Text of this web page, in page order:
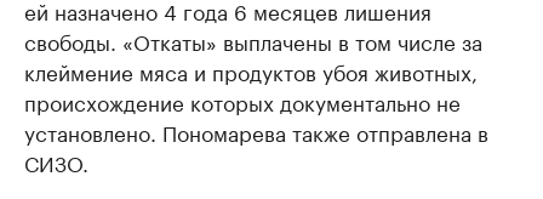
ей назначено 4 года 6 месяцев лишения
свободы. «Откаты» выплачены в том числе за
клеймение мяса и продуктов убоя животных,
происхождение которых документально не
установлено. Пономарева также отправлена в
СИЗО.